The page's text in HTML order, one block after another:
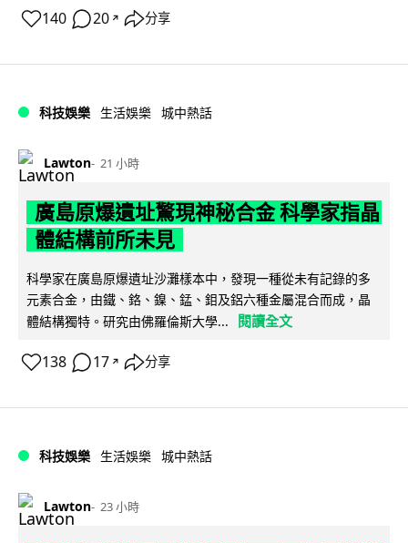
140 20 ↗ 分享
科技娛樂 生活娛樂 城中熱話
Lawton 21 小時
廣島原爆遺址驚現神秘合金 科學家指晶
體結構前所未見
科學家在廣島原爆遺址沙灘樣本中，發現一種從未有記錄的多
元素合金，由鐵、鉻、鎳、錳、鉬及鋁六種金屬混合而成，晶
體結構獨特。研究由佛羅倫斯大學...
閱讀全文
138 17 ↗ 分享
科技娛樂 生活娛樂 城中熱話
Lawton 23 小時